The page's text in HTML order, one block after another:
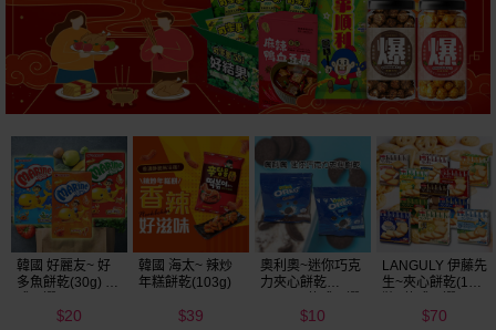
韓國 好麗友~ 好
多魚餅乾(30g) 款
$20
韓國 海太~ 辣炒
年糕餅乾(103g)
$39
奧利奧~迷你巧克
力夾心餅乾
美式賣場熱銷
$10
LANGULY 伊藤先
生~夾心餅乾(1盒
$70